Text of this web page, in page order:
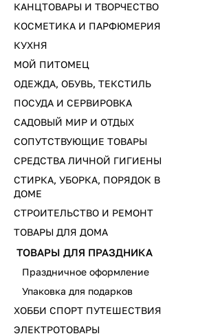
КАНЦТОВАРЫ И ТВОРЧЕСТВО
КОСМЕТИКА И ПАРФЮМЕРИЯ
КУХНЯ
МОЙ ПИТОМЕЦ
ОДЕЖДА, ОБУВЬ, ТЕКСТИЛЬ
ПОСУДА И СЕРВИРОВКА
САДОВЫЙ МИР И ОТДЫХ
СОПУТСТВУЮЩИЕ ТОВАРЫ
СРЕДСТВА ЛИЧНОЙ ГИГИЕНЫ
СТИРКА, УБОРКА, ПОРЯДОК В
ДОМЕ
СТРОИТЕЛЬСТВО И РЕМОНТ
ТОВАРЫ ДЛЯ ДОМА
ТОВАРЫ ДЛЯ ПРАЗДНИКА
Праздничное оформление
Упаковка для подарков
ХОББИ СПОРТ ПУТЕШЕСТВИЯ
ЭЛЕКТРОТОВАРЫ